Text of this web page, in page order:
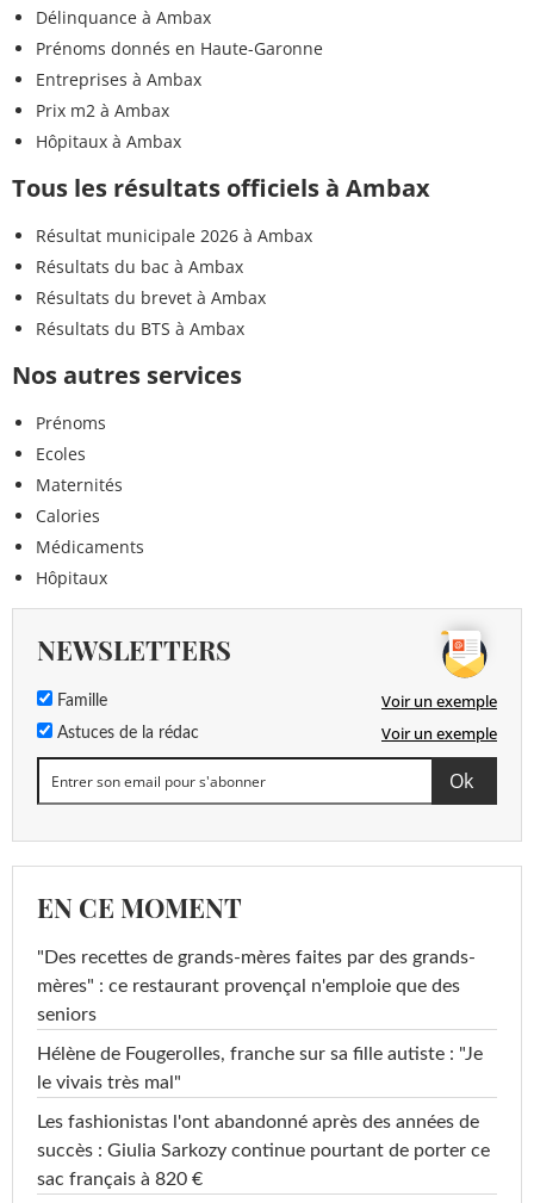
Délinquance à Ambax
Prénoms donnés en Haute-Garonne
Entreprises à Ambax
Prix m2 à Ambax
Hôpitaux à Ambax
Tous les résultats officiels à Ambax
Résultat municipale 2026 à Ambax
Résultats du bac à Ambax
Résultats du brevet à Ambax
Résultats du BTS à Ambax
Nos autres services
Prénoms
Ecoles
Maternités
Calories
Médicaments
Hôpitaux
NEWSLETTERS
Famille Voir un exemple
Astuces de la rédac Voir un exemple
EN CE MOMENT
"Des recettes de grands-mères faites par des grands-
mères" : ce restaurant provençal n'emploie que des
seniors
Hélène de Fougerolles, franche sur sa fille autiste : "Je
le vivais très mal"
Les fashionistas l'ont abandonné après des années de
succès : Giulia Sarkozy continue pourtant de porter ce
sac français à 820 €